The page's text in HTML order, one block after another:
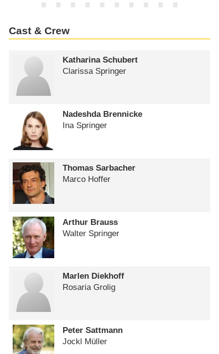
Cast & Crew
Katharina Schubert
Clarissa Springer
Nadeshda Brennicke
Ina Springer
Thomas Sarbacher
Marco Hoffer
Arthur Brauss
Walter Springer
Marlen Diekhoff
Rosaria Grolig
Peter Sattmann
Jockl Müller